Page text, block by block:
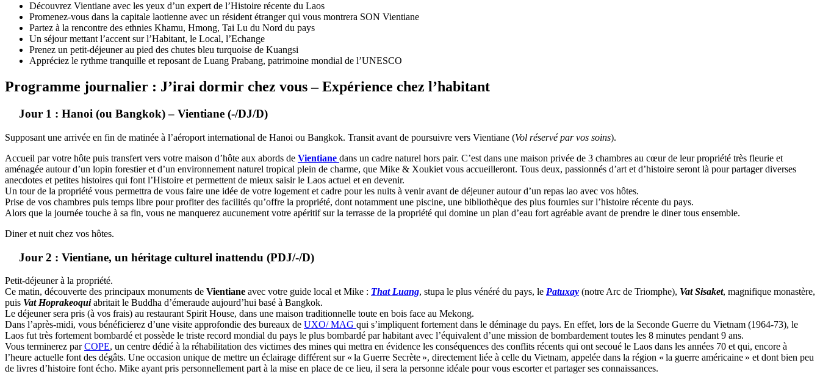
Découvrez Vientiane avec les yeux d’un expert de l’Histoire récente du Laos
Promenez-vous dans la capitale laotienne avec un résident étranger qui vous montrera SON Vientiane
Partez à la rencontre des ethnies Khamu, Hmong, Tai Lu du Nord du pays
Un séjour mettant l’accent sur l’Habitant, le Local, l’Echange
Prenez un petit-déjeuner au pied des chutes bleu turquoise de Kuangsi
Appréciez le rythme tranquille et reposant de Luang Prabang, patrimoine mondial de l’UNESCO
Programme journalier : J’irai dormir chez vous – Expérience chez l’habitant
Jour 1 : Hanoi (ou Bangkok) – Vientiane (-/DJ/D)
Supposant une arrivée en fin de matinée à l’aéroport international de Hanoi ou Bangkok. Transit avant de poursuivre vers Vientiane (Vol réservé par vos soins).
Accueil par votre hôte puis transfert vers votre maison d’hôte aux abords de Vientiane dans un cadre naturel hors pair. C’est dans une maison privée de 3 chambres au cœur de leur propriété très fleurie et
aménagée autour d’un lopin forestier et d’un environnement naturel tropical plein de charme, que Mike & Xoukiet vous accueilleront. Tous deux, passionnés d’art et d’histoire seront là pour partager diverses
anecdotes et petites histoires qui font l’Histoire et permettent de mieux saisir le Laos actuel et en devenir.
Un tour de la propriété vous permettra de vous faire une idée de votre logement et cadre pour les nuits à venir avant de déjeuner autour d’un repas lao avec vos hôtes.
Prise de vos chambres puis temps libre pour profiter des facilités qu’offre la propriété, dont notamment une piscine, une bibliothèque des plus fournies sur l’histoire récente du pays.
Alors que la journée touche à sa fin, vous ne manquerez aucunement votre apéritif sur la terrasse de la propriété qui domine un plan d’eau fort agréable avant de prendre le diner tous ensemble.
Diner et nuit chez vos hôtes.
Jour 2 : Vientiane, un héritage culturel inattendu (PDJ/-/D)
Petit-déjeuner à la propriété.
Ce matin, découverte des principaux monuments de Vientiane avec votre guide local et Mike : That Luang, stupa le plus vénéré du pays, le Patuxay (notre Arc de Triomphe), Vat Sisaket, magnifique monastère,
puis Vat Hoprakeoquiabritait le Buddha d’émeraude aujourd’hui basé à Bangkok.
Le déjeuner sera pris (à vos frais) au restaurant Spirit House, dans une maison traditionnelle toute en bois face au Mekong.
Dans l’après-midi, vous bénéficierez d’une visite approfondie des bureaux de UXO/ MAG qui s’impliquent fortement dans le déminage du pays. En effet, lors de la Seconde Guerre du Vietnam (1964-73), le
Laos fut très fortement bombardé et possède le triste record mondial du pays le plus bombardé par habitant avec l’équivalent d’une mission de bombardement toutes les 8 minutes pendant 9 ans.
Vous terminerez parCOPE, un centre dédié à la réhabilitation des victimes des mines qui mettra en évidence les conséquences des conflits récents qui ont secoué le Laos dans les années 70 et qui, encore à
l’heure actuelle font des dégâts. Une occasion unique de mettre un éclairage différent sur « la Guerre Secrète », directement liée à celle du Vietnam, appelée dans la région « la guerre américaine » et dont bien peu
de livres d’histoire font écho. Mike ayant pris personnellement part à la mise en place de ce lieu, il sera la personne idéale pour vous escorter et partager ses connaissances.